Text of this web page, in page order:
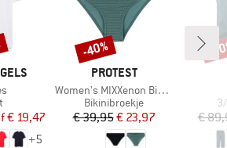
prijs
€ 19,47
+5
MERK
PROTEST
Artikel
Women's MIXXenon Bikini Bottom
Productgroep
Bikinibroekje
Prijs
€ 39,95Verlaagde prijs
€ 23,97
Korting
-40%
€
-